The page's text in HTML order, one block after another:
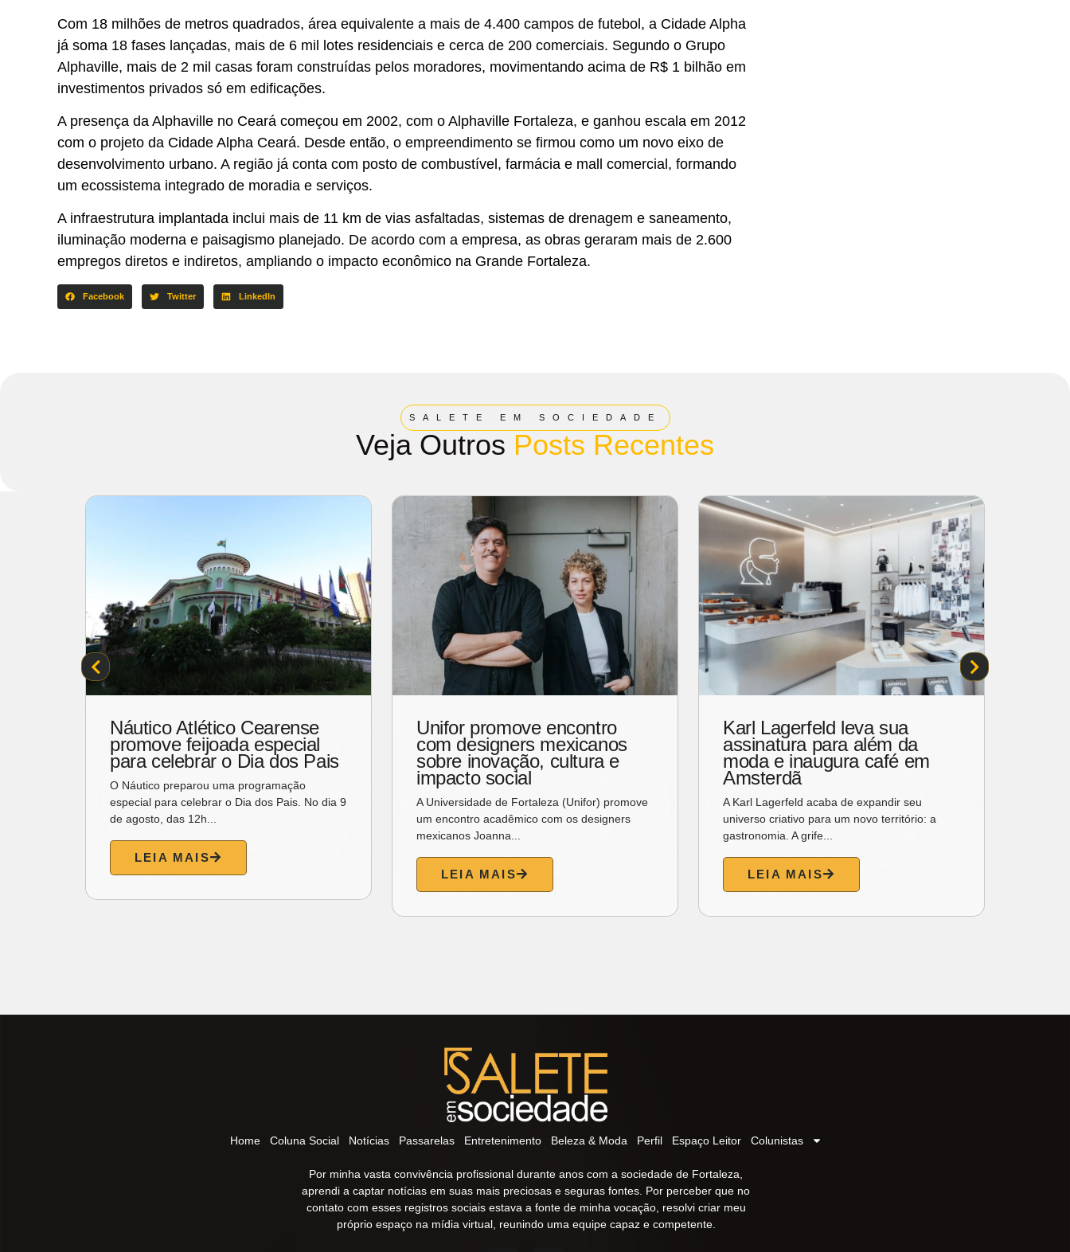
Com 18 milhões de metros quadrados, área equivalente a mais de 4.400 campos de futebol, a Cidade Alpha
já soma 18 fases lançadas, mais de 6 mil lotes residenciais e cerca de 200 comerciais. Segundo o Grupo
Alphaville, mais de 2 mil casas foram construídas pelos moradores, movimentando acima de R$ 1 bilhão em
investimentos privados só em edificações.
A presença da Alphaville no Ceará começou em 2002, com o Alphaville Fortaleza, e ganhou escala em 2012
com o projeto da Cidade Alpha Ceará. Desde então, o empreendimento se firmou como um novo eixo de
desenvolvimento urbano. A região já conta com posto de combustível, farmácia e mall comercial, formando
um ecossistema integrado de moradia e serviços.
A infraestrutura implantada inclui mais de 11 km de vias asfaltadas, sistemas de drenagem e saneamento,
iluminação moderna e paisagismo planejado. De acordo com a empresa, as obras geraram mais de 2.600
empregos diretos e indiretos, ampliando o impacto econômico na Grande Fortaleza.
Facebook Twitter LinkedIn
SALETE EM SOCIEDADE
Veja Outros Posts Recentes
Náutico Atlético Cearense
promove feijoada especial
para celebrar o Dia dos Pais
O Náutico preparou uma programação
especial para celebrar o Dia dos Pais. No dia 9
de agosto, das 12h...
LEIA MAIS
Unifor promove encontro
com designers mexicanos
sobre inovação, cultura e
impacto social
A Universidade de Fortaleza (Unifor) promove
um encontro acadêmico com os designers
mexicanos Joanna...
LEIA MAIS
Karl Lagerfeld leva sua
assinatura para além da
moda e inaugura café em
Amsterdã
A Karl Lagerfeld acaba de expandir seu
universo criativo para um novo território: a
gastronomia. A grife...
LEIA MAIS
Home Coluna Social Notícias Passarelas Entretenimento Beleza & Moda Perfil Espaço Leitor Colunistas
Por minha vasta convivência profissional durante anos com a sociedade de Fortaleza,
aprendi a captar notícias em suas mais preciosas e seguras fontes. Por perceber que no
contato com esses registros sociais estava a fonte de minha vocação, resolvi criar meu
próprio espaço na mídia virtual, reunindo uma equipe capaz e competente.